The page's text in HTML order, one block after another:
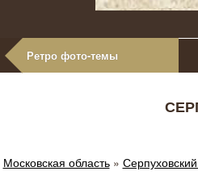
Ретро фото-темы
Московская область»